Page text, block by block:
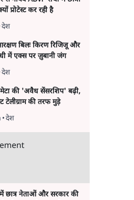
प्रोटेस्ट कर रही है
देश
बिलः किरण रिजिजू और
में एक्स पर ज़ुबानी जंग
देश
की 'अवैध सेंसरशिप' बढ़ी,
टेलीग्राम की तरफ मुड़े
•देश
छात्र नेताओं और सरकार की